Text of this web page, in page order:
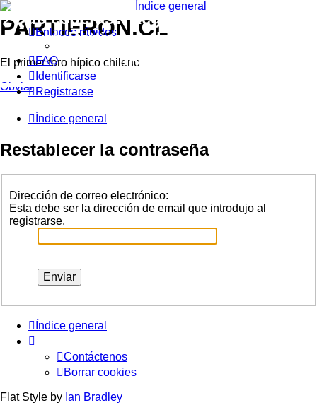
¿Qué esperas? Regístrate como
en Partieron.cl y participa con
nosotros!!
PARTIERON.CL
El primer foro hípico chileno
Obviar
Enlaces rápidos
FAQ
Identificarse
Registrarse
Índice general
Restablecer la contraseña
Dirección de correo electrónico:
Esta debe ser la dirección de email que introdujo al
registrarse.
Índice general
Contáctenos
Borrar cookies
Flat Style by Ian Bradley